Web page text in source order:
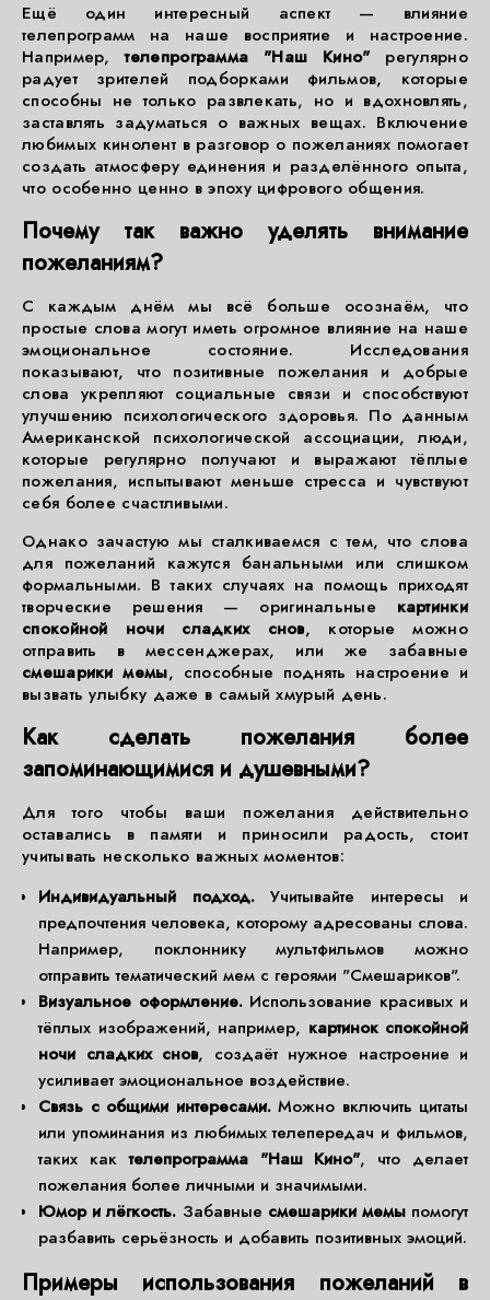
Ещё один интересный аспект — влияние
телепрограмм на наше восприятие и настроение.
Например,телепрограмма "Наш Кино" регулярно
радует зрителей подборками фильмов, которые
способны не только развлекать, но и вдохновлять,
заставлять задуматься о важных вещах. Включение
любимых кинолент в разговор о пожеланиях помогает
создать атмосферу единения и разделённого опыта,
что особенно ценно в эпоху цифрового общения.
Почему так важно уделять внимание
пожеланиям?
С каждым днём мы всё больше осознаём, что
простые слова могут иметь огромное влияние на наше
эмоциональное состояние. Исследования
показывают, что позитивные пожелания и добрые
слова укрепляют социальные связи и способствуют
улучшению психологического здоровья. По данным
Американской психологической ассоциации, люди,
которые регулярно получают и выражают тёплые
пожелания, испытывают меньше стресса и чувствуют
себя более счастливыми.
Однако зачастую мы сталкиваемся с тем, что слова
для пожеланий кажутся банальными или слишком
формальными. В таких случаях на помощь приходят
творческие решения — оригинальные картинки
спокойной ночи сладких снов, которые можно
отправить в мессенджерах, или же забавные
смешарики мемы, способные поднять настроение и
вызвать улыбку даже в самый хмурый день.
Как сделать пожелания более
запоминающимися и душевными?
Для того чтобы ваши пожелания действительно
оставались в памяти и приносили радость, стоит
учитывать несколько важных моментов:
Индивидуальный подход.Учитывайте интересы и
предпочтения человека, которому адресованы слова.
Например, поклоннику мультфильмов можно
отправить тематический мем с героями "Смешариков".
Визуальное оформление.Использование красивых и
тёплых изображений, например, картинок спокойной
ночи сладких снов, создаёт нужное настроение и
усиливает эмоциональное воздействие.
Связь с общими интересами.Можно включить цитаты
или упоминания из любимых телепередач и фильмов,
таких кактелепрограмма "Наш Кино", что делает
пожелания более личными и значимыми.
Юмор и лёгкость. Забавные смешарики мемыпомогут
разбавить серьёзность и добавить позитивных эмоций.
Примеры использования пожеланий в